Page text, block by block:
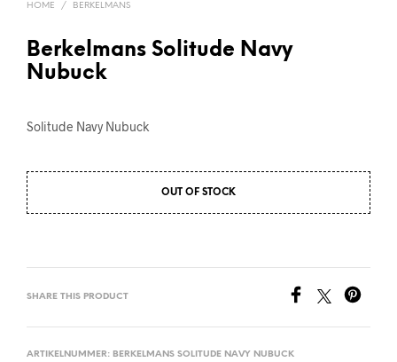
HOME / BERKELMANS
Berkelmans Solitude Navy
Nubuck
Solitude Navy Nubuck
OUT OF STOCK
SHARE THIS PRODUCT
ARTIKELNUMMER: BERKELMANS SOLITUDE NAVY NUBUCK